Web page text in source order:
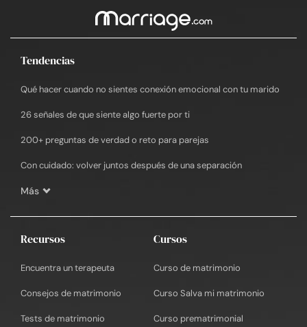
Tendencias
Qué hacer cuando no sientes conexión emocional con tu marido
26 señales de que siente algo fuerte por ti
200+ preguntas de verdad o reto para parejas
Con cuidado: volver juntos después de una separación
Más
Recursos
Encuentra un terapeuta
Consejos de matrimonio
Tests de matrimonio
Cursos
Curso de matrimonio
Curso Salva mi matrimonio
Curso prematrimonial